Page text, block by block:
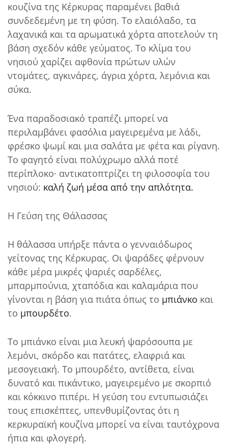
κουζίνα της Κέρκυρας παραμένει βαθιά
συνδεδεμένη με τη φύση. Το ελαιόλαδο, τα
λαχανικά και τα αρωματικά χόρτα αποτελούν τη
βάση σχεδόν κάθε γεύματος. Το κλίμα του
νησιού χαρίζει αφθονία πρώτων υλών
ντομάτες, αγκινάρες, άγρια χόρτα, λεμόνια και
σύκα.
Ένα παραδοσιακό τραπέζι μπορεί να
περιλαμβάνει φασόλια μαγειρεμένα με λάδι,
φρέσκο ψωμί και μια σαλάτα με φέτα και ρίγανη.
Το φαγητό είναι πολύχρωμο αλλά ποτέ
περίπλοκο· αντικατοπτρίζει τη φιλοσοφία του
νησιού: καλή ζωή μέσα από την απλότητα.
Η Γεύση της Θάλασσας
Η θάλασσα υπήρξε πάντα ο γενναιόδωρος
γείτονας της Κέρκυρας. Οι ψαράδες φέρνουν
κάθε μέρα μικρές ψαριές σαρδέλες,
μπαρμπούνια, χταπόδια και καλαμάρια που
γίνονται η βάση για πιάτα όπως το μπιάνκο και
το μπουρδέτο.
Το μπιάνκο είναι μια λευκή ψαρόσουπα με
λεμόνι, σκόρδο και πατάτες, ελαφριά και
μεσογειακή. Το μπουρδέτο, αντίθετα, είναι
δυνατό και πικάντικο, μαγειρεμένο με σκορπιό
και κόκκινο πιπέρι. Η γεύση του εντυπωσιάζει
τους επισκέπτες, υπενθυμίζοντας ότι η
κερκυραϊκή κουζίνα μπορεί να είναι ταυτόχρονα
ήπια και φλογερή.